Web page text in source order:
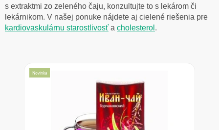
s extraktmi zo zeleného čaju, konzultujte to s lekárom či
lekárnikom. V našej ponuke nájdete aj cielené riešenia pre
kardiovaskulárnu starostlivosť a cholesterol .